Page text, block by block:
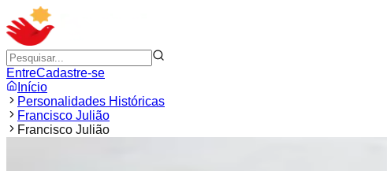
EntreCadastre-se
Início
Personalidades Históricas
Francisco Julião
Francisco Julião